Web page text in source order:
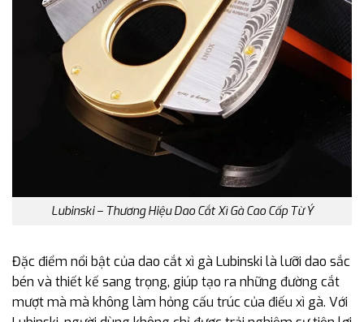
Lubinski – Thương Hiệu Dao Cắt Xì Gà Cao Cấp Từ Ý
Đặc điểm nổi bật của dao cắt xì gà Lubinski là lưỡi dao sắc
bén và thiết kế sang trọng, giúp tạo ra những đường cắt
mượt mà mà không làm hỏng cấu trúc của điếu xì gà. Với